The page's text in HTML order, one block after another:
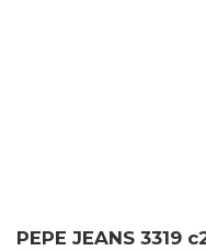
PEPE JEANS 3319